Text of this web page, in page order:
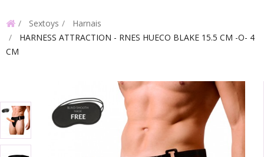
Sextoys
Harnais
HARNESS ATTRACTION - RNES HUECO BLAKE 15.5 CM -O- 4
CM